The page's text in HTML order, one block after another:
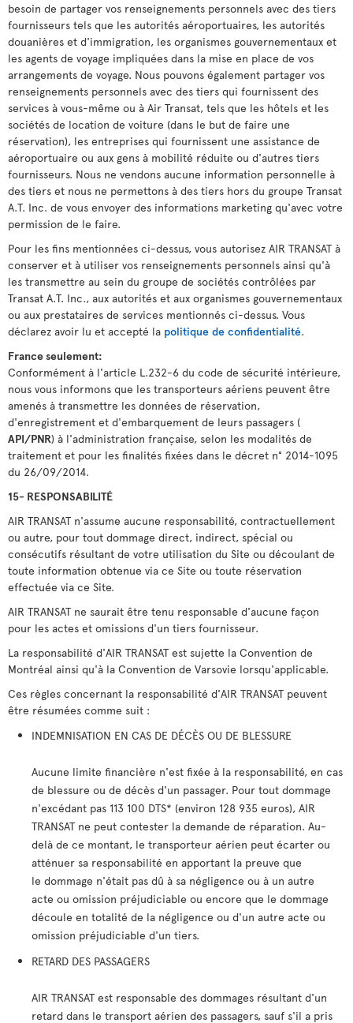
besoin de partager vos renseignements personnels avec des tiers
fournisseurs tels que les autorités aéroportuaires, les autorités
douanières et d'immigration, les organismes gouvernementaux et
les agents de voyage impliquées dans la mise en place de vos
arrangements de voyage. Nous pouvons également partager vos
renseignements personnels avec des tiers qui fournissent des
services à vous-même ou à Air Transat, tels que les hôtels et les
sociétés de location de voiture (dans le but de faire une
réservation), les entreprises qui fournissent une assistance de
aéroportuaire ou aux gens à mobilité réduite ou d'autres tiers
fournisseurs. Nous ne vendons aucune information personnelle à
des tiers et nous ne permettons à des tiers hors du groupe Transat
A.T. Inc. de vous envoyer des informations marketing qu'avec votre
permission de le faire.
Pour les fins mentionnées ci-dessus, vous autorisez AIR TRANSAT à
conserver et à utiliser vos renseignements personnels ainsi qu'à
les transmettre au sein du groupe de sociétés contrôlées par
Transat A.T. Inc., aux autorités et aux organismes gouvernementaux
ou aux prestataires de services mentionnés ci-dessus. Vous
déclarez avoir lu et accepté la politique de confidentialité.
France seulement:
Conformément à l'article L.232-6 du code de sécurité intérieure,
nous vous informons que les transporteurs aériens peuvent être
amenés à transmettre les données de réservation,
d'enregistrement et d'embarquement de leurs passagers (
API/PNR) à l'administration française, selon les modalités de
traitement et pour les finalités fixées dans le décret n° 2014-1095
du 26/09/2014.
15- RESPONSABILITÉ
AIR TRANSAT n'assume aucune responsabilité, contractuellement
ou autre, pour tout dommage direct, indirect, spécial ou
consécutifs résultant de votre utilisation du Site ou découlant de
toute information obtenue via ce Site ou toute réservation
effectuée via ce Site.
AIR TRANSAT ne saurait être tenu responsable d'aucune façon
pour les actes et omissions d'un tiers fournisseur.
La responsabilité d'AIR TRANSAT est sujette la Convention de
Montréal ainsi qu'à la Convention de Varsovie lorsqu'applicable.
Ces règles concernant la responsabilité d'AIR TRANSAT peuvent
être résumées comme suit :
INDEMNISATION EN CAS DE DÉCÈS OU DE BLESSURE
Aucune limite financière n'est fixée à la responsabilité, en cas
de blessure ou de décès d'un passager. Pour tout dommage
n'excédant pas 113 100 DTS* (environ 128 935 euros), AIR
TRANSAT ne peut contester la demande de réparation. Au-
delà de ce montant, le transporteur aérien peut écarter ou
atténuer sa responsabilité en apportant la preuve que
le dommage n'était pas dû à sa négligence ou à un autre
acte ou omission préjudiciable ou encore que le dommage
découle en totalité de la négligence ou d'un autre acte ou
omission préjudiciable d'un tiers.
RETARD DES PASSAGERS
AIR TRANSAT est responsable des dommages résultant d'un
retard dans le transport aérien des passagers, sauf s'il a pris